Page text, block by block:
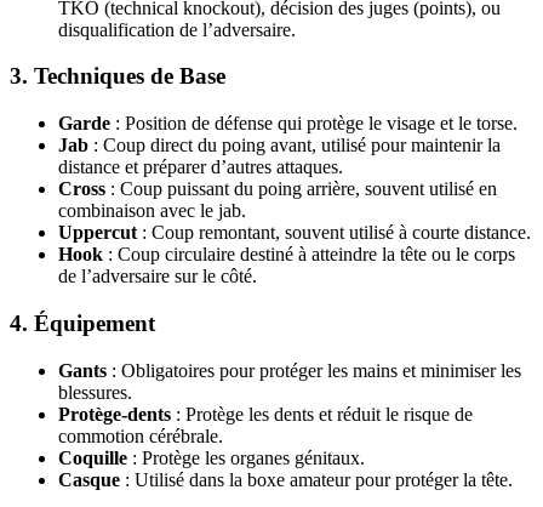
TKO (technical knockout), décision des juges (points), ou
disqualification de l’adversaire.
3. Techniques de Base
Garde : Position de défense qui protège le visage et le torse.
Jab : Coup direct du poing avant, utilisé pour maintenir la
distance et préparer d’autres attaques.
Cross : Coup puissant du poing arrière, souvent utilisé en
combinaison avec le jab.
Uppercut : Coup remontant, souvent utilisé à courte distance.
Hook : Coup circulaire destiné à atteindre la tête ou le corps
de l’adversaire sur le côté.
4. Équipement
Gants : Obligatoires pour protéger les mains et minimiser les
blessures.
Protège-dents : Protège les dents et réduit le risque de
commotion cérébrale.
Coquille : Protège les organes génitaux.
Casque : Utilisé dans la boxe amateur pour protéger la tête.